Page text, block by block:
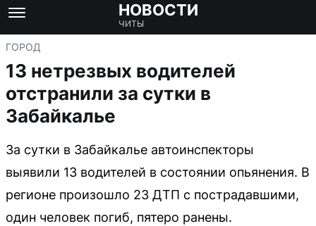
НОВОСТИ
ЧИТЫ
ГОРОД
13 нетрезвых водителей
отстранили за сутки в
Забайкалье
За сутки в Забайкалье автоинспекторы
выявили 13 водителей в состоянии опьянения. В
регионе произошло 23 ДТП с пострадавшими,
один человек погиб, пятеро ранены.